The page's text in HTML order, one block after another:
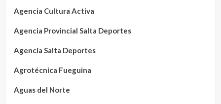
Agencia Cultura Activa
Agencia Provincial Salta Deportes
Agencia Salta Deportes
Agrotécnica Fueguina
Aguas del Norte